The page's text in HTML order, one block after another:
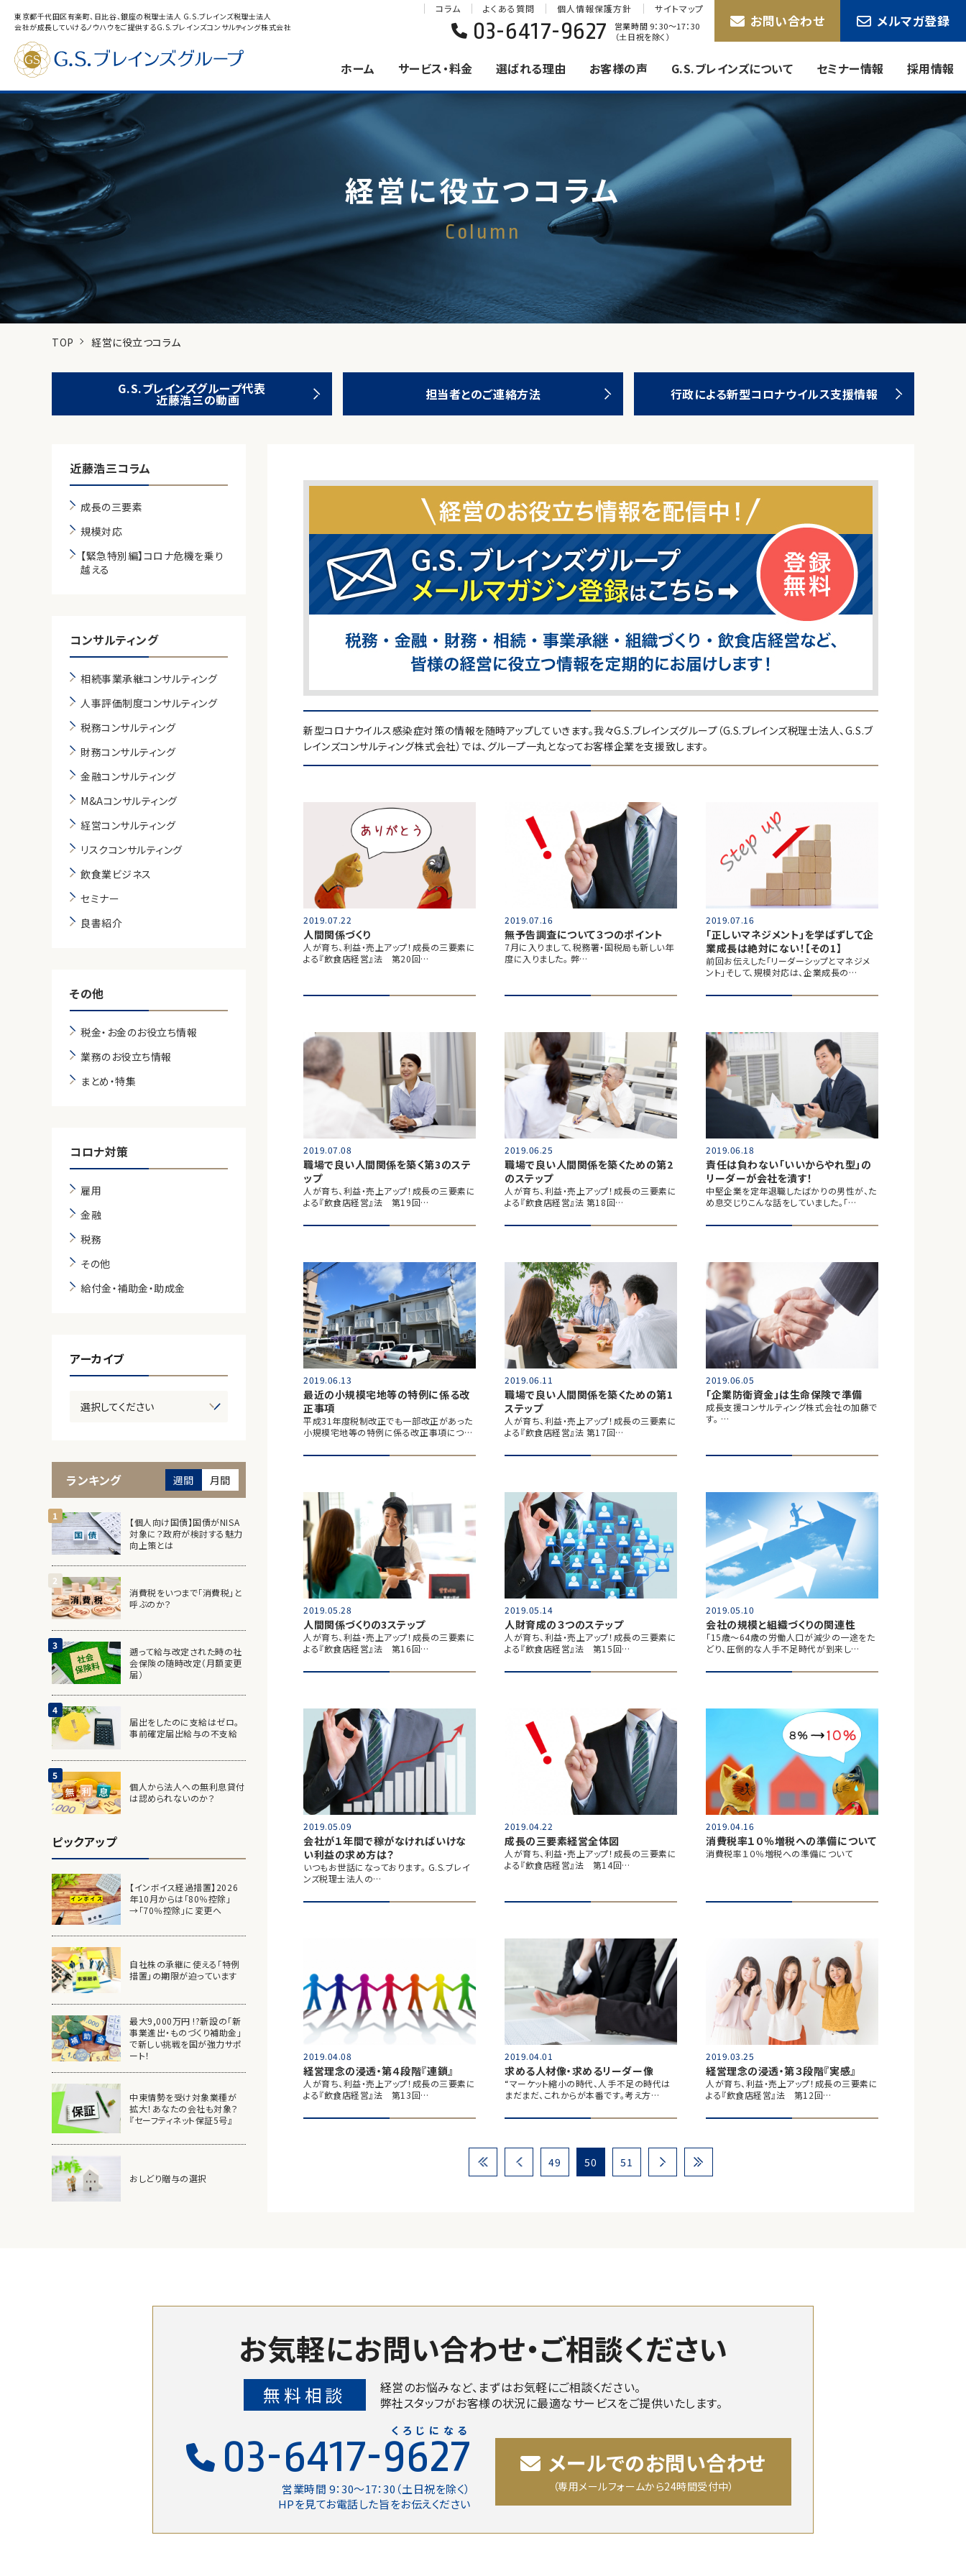
東京都千代田区有楽町、日比谷、銀座の税理士法人 G.S.ブレインズ税理士法人
会社が成長していけるノウハウをご提供するG.S.ブレインズコンサルティング株式会社
ホーム サービス・料金 選ばれる理由 お客様の声 G.S.ブレインズについて セミナー情報 採用情報
コラム よくある質問 個人情報保護方針 サイトマップ
03-6417-9627
営業時間 9：30〜17：30
（土日祝を除く）
お問い合わせ メルマガ登録
経営に役立つコラム
Column
TOP 経営に役立つコラム
G.S.ブレインズグループ代表
近藤浩三の動画 担当者とのご連絡方法 行政による新型コロナウイルス支援情報
新型コロナウイルス感染症対策の情報を随時アップしていきます。我々G.S.ブレインズグループ（G.S.ブレインズ税理士法人、G.S.ブ
レインズコンサルティング株式会社）では、グループ一丸となってお客様企業を支援致します。
2019.07.22
人間関係づくり
人が育ち、利益・売上アップ！成長の三要素に
よる『飲食店経営』法 第20回…
2019.07.16
無予告調査について３つのポイント
7月に入りまして、税務署・国税局も新しい年
度に入りました。 弊…
2019.07.16
「正しいマネジメント」を学ばずして企
業成長は絶対にない！【その1】
前回お伝えした「リーダーシップとマネジメ
ント」そして、規模対応は、企業成長の…
2019.07.08
職場で良い人間関係を築く第3のステ
ップ
人が育ち、利益・売上アップ！成長の三要素に
よる『飲食店経営』法 第19回…
2019.06.25
職場で良い人間関係を築くための第2
のステップ
人が育ち、利益・売上アップ！成長の三要素に
よる『飲食店経営』法 第18回…
2019.06.18
責任は負わない「いいからやれ型」の
リーダーが会社を潰す！
中堅企業を定年退職したばかりの男性が、た
め息交じりこんな話をしていました。「…
2019.06.13
最近の小規模宅地等の特例に係る改
正事項
平成31年度税制改正でも一部改正があった
小規模宅地等の特例に係る改正事項につ…
2019.06.11
職場で良い人間関係を築くための第1
ステップ
人が育ち、利益・売上アップ！成長の三要素に
よる『飲食店経営』法 第17回…
2019.06.05
「企業防衛資金」は生命保険で準備
成長支援コンサルティング株式会社の加藤で
す。 …
2019.05.28
人間関係づくりの3ステップ
人が育ち、利益・売上アップ！成長の三要素に
よる『飲食店経営』法 第16回…
2019.05.14
人財育成の３つのステップ
人が育ち、利益・売上アップ！成長の三要素に
よる『飲食店経営』法 第15回…
2019.05.10
会社の規模と組織づくりの関連性
「15歳～64歳の労働人口が減少の一途をた
どり、圧倒的な人手不足時代が到来し…
2019.05.09
会社が１年間で稼がなければいけな
い利益の求め方は？
いつもお世話になっております。 G.S.ブレイ
ンズ税理士法人の…
2019.04.22
成長の三要素経営全体図
人が育ち、利益・売上アップ！成長の三要素に
よる『飲食店経営』法 第14回…
2019.04.16
消費税率１０％増税への準備について
消費税率１０％増税への準備について
2019.04.08
経営理念の浸透・第４段階『連鎖』
人が育ち、利益・売上アップ！成長の三要素に
よる『飲食店経営』法 第13回…
2019.04.01
求める人材像・求めるリーダー像
“マーケット縮小の時代、人手不足の時代は
まだまだ、これからが本番です。考え方…
2019.03.25
経営理念の浸透・第３段階『実感』
人が育ち、利益・売上アップ！成長の三要素に
よる『飲食店経営』法 第12回…
49 50 51
近藤浩三コラム
成長の三要素
規模対応
【緊急特別編】コロナ危機を乗り
越える
コンサルティング
相続事業承継コンサルティング
人事評価制度コンサルティング
税務コンサルティング
財務コンサルティング
金融コンサルティング
M&Aコンサルティング
経営コンサルティング
リスクコンサルティング
飲食業ビジネス
セミナー
良書紹介
その他
税金・お金のお役立ち情報
業務のお役立ち情報
まとめ・特集
コロナ対策
雇用
金融
税務
その他
給付金・補助金・助成金
アーカイブ
ランキング 週間 月間
【個人向け国債】国債がNISA
対象に？政府が検討する魅力
向上策とは
消費税をいつまで「消費税」と
呼ぶのか？
遡って給与改定された時の社
会保険の随時改定（月額変更
届）
届出をしたのに支給はゼロ。
事前確定届出給与の不支給
個人から法人への無利息貸付
は認められないのか？
ピックアップ
【インボイス経過措置】2026
年10月からは「80％控除」
→「70％控除」に変更へ
自社株の承継に使える「特例
措置」の期限が迫っています
最大9,000万円 !?新設の「新
事業進出・ものづくり補助金」
で新しい挑戦を国が強力サポ
ート！
中東情勢を受け対象業種が
拡大！あなたの会社も対象？
『セーフティネット保証5号』
おしどり贈与の選択
お気軽にお問い合わせ・ご相談ください
無料相談
経営のお悩みなど、まずはお気軽にご相談ください。
弊社スタッフがお客様の状況に最適なサービスをご提供いたします。
03-6417-9627
営業時間 9：30〜17：30（土日祝を除く）
HPを見てお電話した旨をお伝えください
くろじになる
メールでのお問い合わせ
（専用メールフォームから24時間受付中）